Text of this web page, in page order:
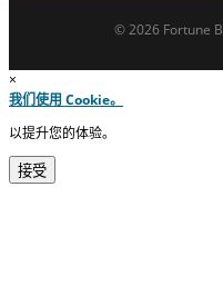
© 2026 Fortune
×
我们使用 Cookie。
以提升您的体验。
接受